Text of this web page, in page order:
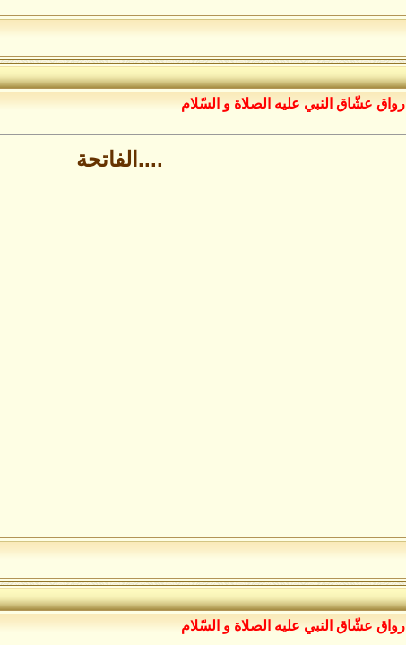
رواق عشّاق النبي عليه الصلاة و السّلام
....الفاتحة
رواق عشّاق النبي عليه الصلاة و السّلام